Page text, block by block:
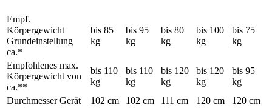
Empf.
Körpergewicht
Grundeinstellung
ca.*
bis 85
kg
bis 95
kg
bis 80
kg
bis 100
kg
bis 75
kg
Empfohlenes max.
Körpergewicht von
ca.**
bis 110
kg
bis 110
kg
bis 120
kg
bis 120
kg
bis 95
kg
Durchmesser Gerät
102 cm 102 cm 111 cm 120 cm
120 cm